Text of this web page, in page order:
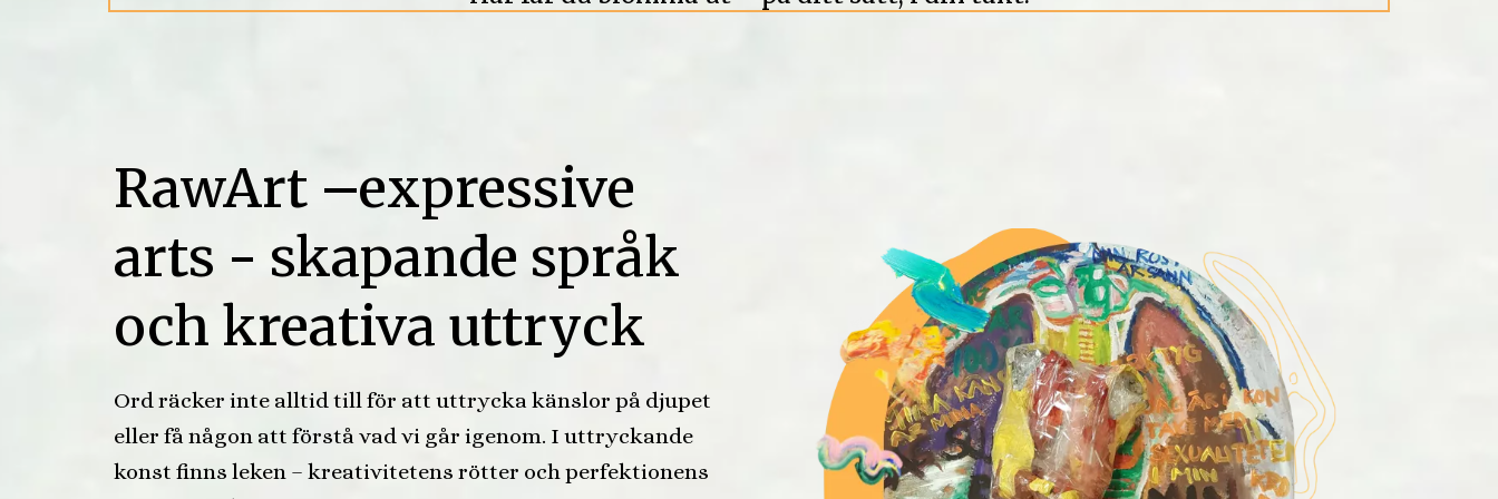
RawArt –expressive
arts - skapande språk
och kreativa uttryck
Ord räcker inte alltid till för att uttrycka känslor på djupet
eller få någon att förstå vad vi går igenom. I uttryckande
konst finns leken – kreativitetens rötter och perfektionens